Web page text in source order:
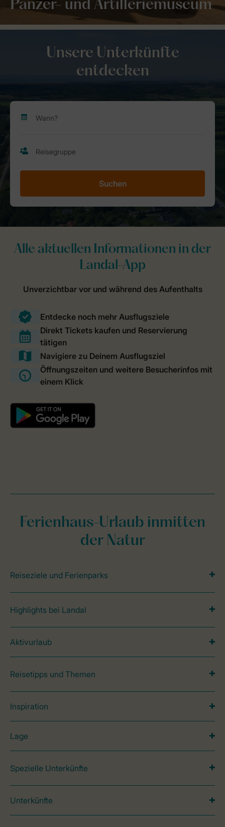
Panzer- und Artilleriemuseum
Unsere Unterkünfte
entdecken
Suchen
Ferienhaus-Urlaub inmitten
der Natur
Reiseziele und Ferienparks
Highlights bei Landal
Aktivurlaub
Reisetipps und Themen
Inspiration
Lage
Spezielle Unterkünfte
Unterkünfte